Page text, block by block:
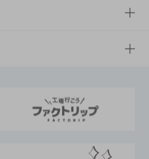
ビリティ経営